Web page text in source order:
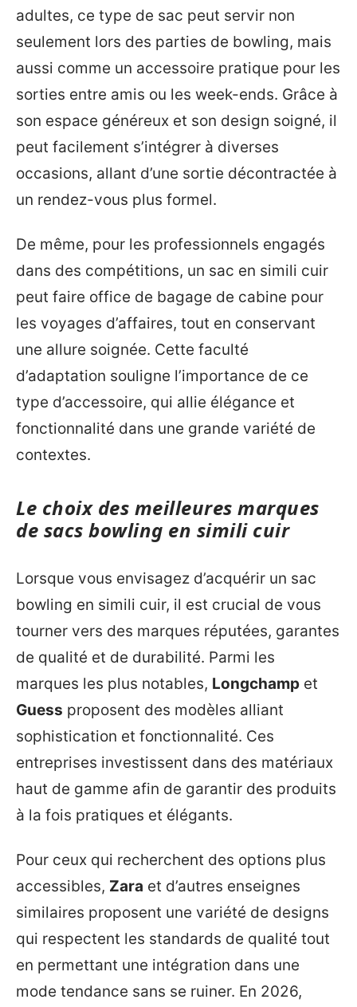
adultes, ce type de sac peut servir non
seulement lors des parties de bowling, mais
aussi comme un accessoire pratique pour les
sorties entre amis ou les week-ends. Grâce à
son espace généreux et son design soigné, il
peut facilement s’intégrer à diverses
occasions, allant d’une sortie décontractée à
un rendez-vous plus formel.
De même, pour les professionnels engagés
dans des compétitions, un sac en simili cuir
peut faire office de bagage de cabine pour
les voyages d’affaires, tout en conservant
une allure soignée. Cette faculté
d’adaptation souligne l’importance de ce
type d’accessoire, qui allie élégance et
fonctionnalité dans une grande variété de
contextes.
Le choix des meilleures marques
de sacs bowling en simili cuir
Lorsque vous envisagez d’acquérir un sac
bowling en simili cuir, il est crucial de vous
tourner vers des marques réputées, garantes
de qualité et de durabilité. Parmi les
marques les plus notables, Longchamp et
Guess proposent des modèles alliant
sophistication et fonctionnalité. Ces
entreprises investissent dans des matériaux
haut de gamme afin de garantir des produits
à la fois pratiques et élégants.
Pour ceux qui recherchent des options plus
accessibles, Zara et d’autres enseignes
similaires proposent une variété de designs
qui respectent les standards de qualité tout
en permettant une intégration dans une
mode tendance sans se ruiner. En 2026,